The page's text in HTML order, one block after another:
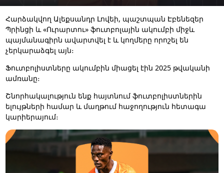
Հարձակվող Ալեքսանդր Լովեի, պաշտպան Էբենեզեր
Պրինցի և «Ուրարտու» ֆուտբոլային ակումբի միջև
պայմանագիրն ավարտվել է և կողմերը որոշել են
չերկարաձգել այն։
Ֆուտբոլիստները ակումբին միացել էին 2025 թվականի
ամռանը։
Շնորհակալություն ենք հայտնում ֆուտբոլիստներին
ելույթների համար և մաղթում հաջողություն հետագա
կարիերայում։